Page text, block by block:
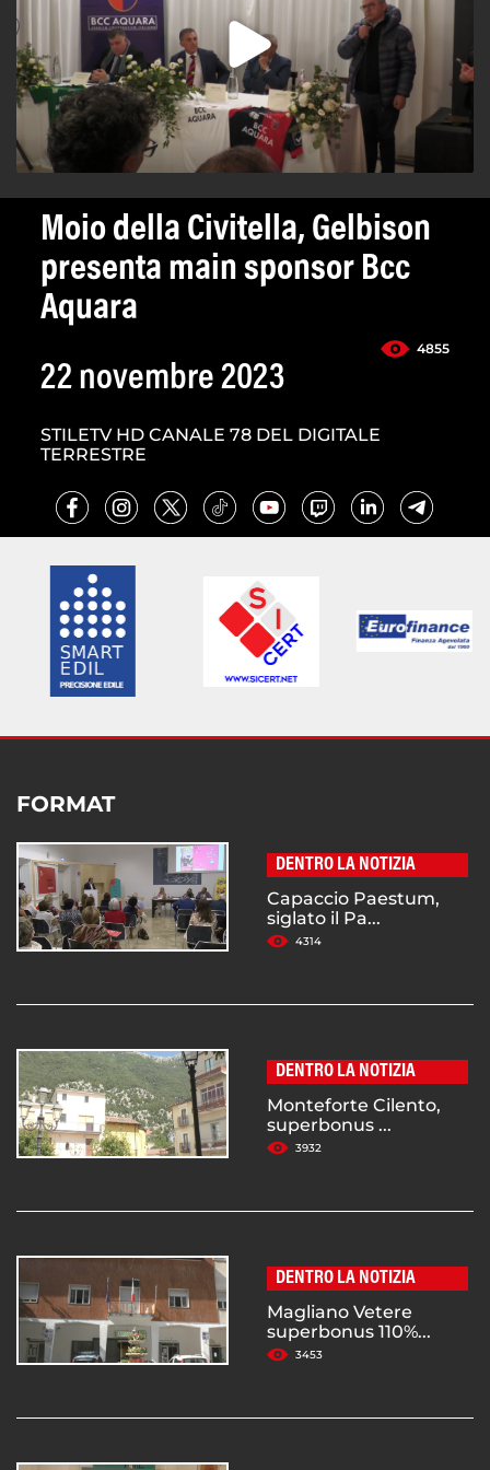
Moio della Civitella, Gelbison
presenta main sponsor Bcc
Aquara
4855
22 novembre 2023
STILETV HD CANALE 78 DEL DIGITALE
TERRESTRE
FORMAT
DENTRO LA NOTIZIA
Capaccio Paestum,
siglato il Pa...
4314
DENTRO LA NOTIZIA
Monteforte Cilento,
superbonus ...
3932
DENTRO LA NOTIZIA
Magliano Vetere
superbonus 110%...
3453